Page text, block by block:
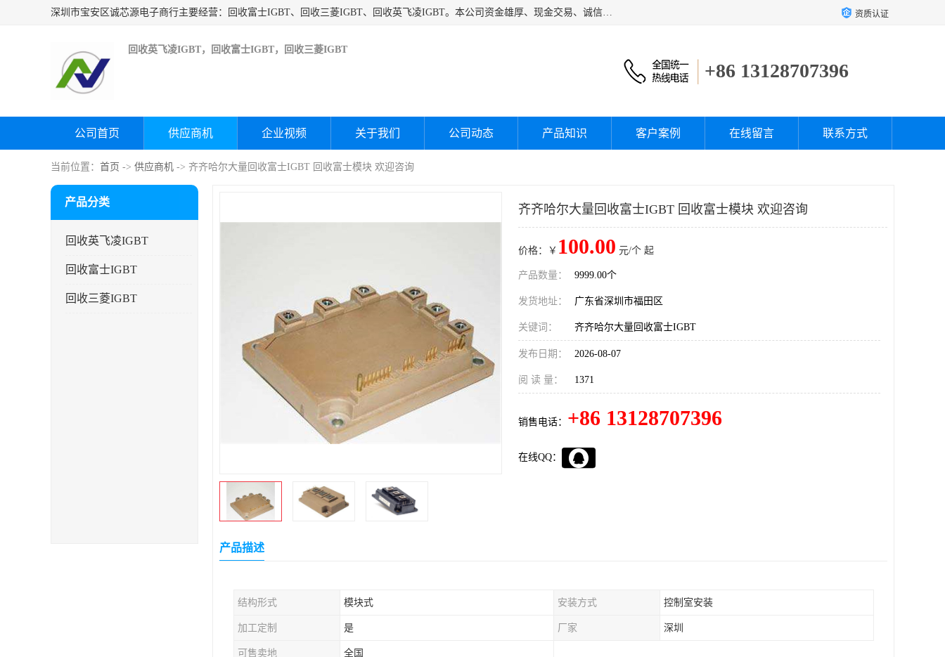
深圳市宝安区诚芯源电子商行主要经营：回收富士IGBT、回收三菱IGBT、回收英飞凌IGBT。本公司资金雄厚、现金交易、诚信待人，经过不断的探索和发展，已形成完善的评估、采购，从而为客户提供快捷价优的库存处理服务，迅速为客户消化库存，回笼资金。 资质认证
回收英飞凌IGBT，回收富士IGBT，回收三菱IGBT
+86 13128707396
公司首页 供应商机 企业视频 关于我们 公司动态 产品知识 客户案例 在线留言 联系方式
当前位置： 首页 -> 供应商机 -> 齐齐哈尔大量回收富士IGBT 回收富士模块 欢迎咨询
产品分类
回收英飞凌IGBT
回收富士IGBT
回收三菱IGBT
齐齐哈尔大量回收富士IGBT 回收富士模块 欢迎咨询
价格：￥ 100.00 元/个 起
产品数量： 9999.00个
发货地址： 广东省深圳市福田区
关键词： 齐齐哈尔大量回收富士IGBT
发布日期： 2026-08-07
阅 读 量： 1371
销售电话： +86 13128707396
在线QQ：
产品描述
结构形式 模块式 安装方式 控制室安装
加工定制 是 厂家 深圳
可售卖地 全国